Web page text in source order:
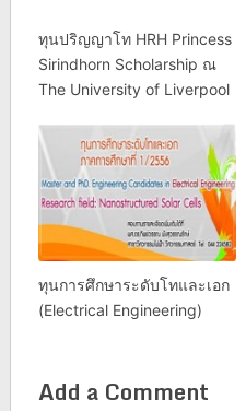
ทุนปริญญาโท HRH Princess
Sirindhorn Scholarship ณ
The University of Liverpool
ทุนการศึกษาระดับโทและเอก
(Electrical Engineering)
Add a Comment